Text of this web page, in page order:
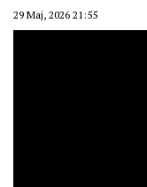
29 Maj, 2026 21:55